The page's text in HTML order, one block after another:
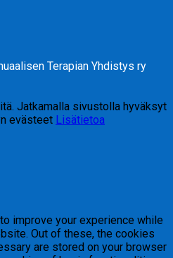
Terapian Yhdistys ry
Jatkamalla sivustolla hyväksyt
evästeet Lisätietoa
improve your experience while
Out of these, the cookies
are stored on your browser